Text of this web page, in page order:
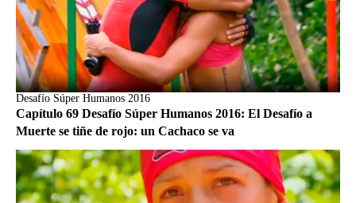
Desafío Súper Humanos 2016
Capítulo 69 Desafío Súper Humanos 2016: El Desafío a
Muerte se tiñe de rojo: un Cachaco se va